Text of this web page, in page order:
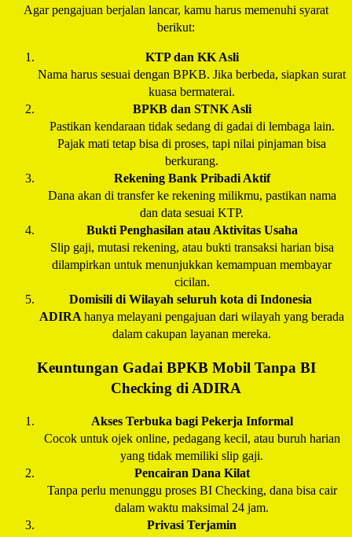
Agar pengajuan berjalan lancar, kamu harus memenuhi syarat
berikut:
KTP dan KK Asli
Nama harus sesuai dengan BPKB. Jika berbeda, siapkan surat
kuasa bermaterai.
BPKB dan STNK Asli
Pastikan kendaraan tidak sedang di gadai di lembaga lain.
Pajak mati tetap bisa di proses, tapi nilai pinjaman bisa
berkurang.
Rekening Bank Pribadi Aktif
Dana akan di transfer ke rekening milikmu, pastikan nama
dan data sesuai KTP.
Bukti Penghasilan atau Aktivitas Usaha
Slip gaji, mutasi rekening, atau bukti transaksi harian bisa
dilampirkan untuk menunjukkan kemampuan membayar
cicilan.
Domisili di Wilayah seluruh kota di Indonesia
ADIRA hanya melayani pengajuan dari wilayah yang berada
dalam cakupan layanan mereka.
Keuntungan Gadai BPKB Mobil Tanpa BI
Checking di ADIRA
Akses Terbuka bagi Pekerja Informal
Cocok untuk ojek online, pedagang kecil, atau buruh harian
yang tidak memiliki slip gaji.
Pencairan Dana Kilat
Tanpa perlu menunggu proses BI Checking, dana bisa cair
dalam waktu maksimal 24 jam.
Privasi Terjamin